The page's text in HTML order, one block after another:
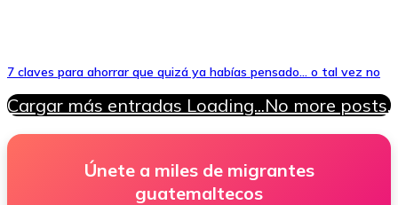
7 claves para ahorrar que quizá ya habías pensado… o tal vez no
Cargar más entradas Loading...No more posts.
Únete a miles de migrantes
guatemaltecos